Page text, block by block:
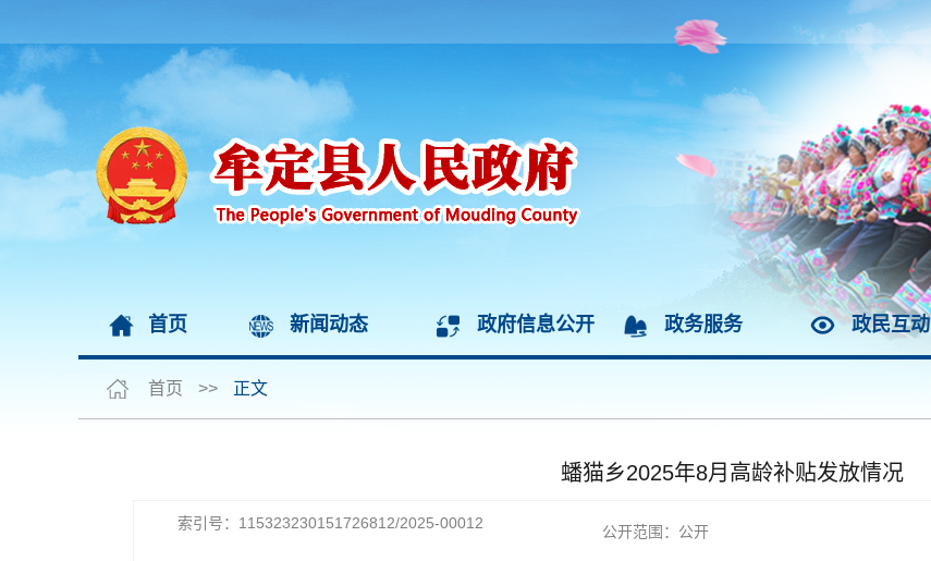
首页 新闻动态 政府信息公开 政务服务 政民互动
首页 >> 正文
蟠猫乡2025年8月高龄补贴发放情况
索引号：115323230151726812/2025-00012 公开范围：公开